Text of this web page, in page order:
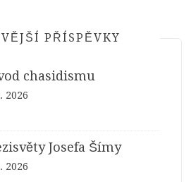
PŘÍSPĚVKY
chasidismu
2026
Josefa Šímy
2026